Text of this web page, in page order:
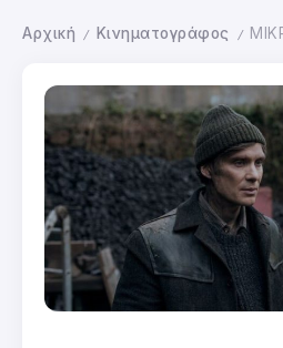
Αρχική / Κινηματογράφος /